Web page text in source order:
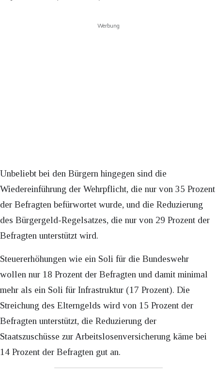
Werbung
Unbeliebt bei den Bürgern hingegen sind die
Wiedereinführung der Wehrpflicht, die nur von 35 Prozent
der Befragten befürwortet wurde, und die Reduzierung
des Bürgergeld-Regelsatzes, die nur von 29 Prozent der
Befragten unterstützt wird.
Steuererhöhungen wie ein Soli für die Bundeswehr
wollen nur 18 Prozent der Befragten und damit minimal
mehr als ein Soli für Infrastruktur (17 Prozent). Die
Streichung des Elterngelds wird von 15 Prozent der
Befragten unterstützt, die Reduzierung der
Staatszuschüsse zur Arbeitslosenversicherung käme bei
14 Prozent der Befragten gut an.